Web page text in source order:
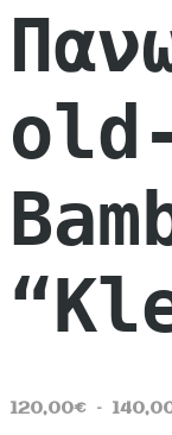
120,00€ –